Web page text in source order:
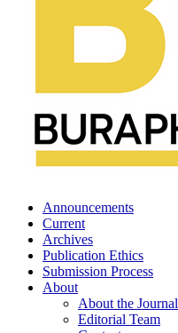
Announcements
Current
Archives
Publication Ethics
Submission Process
About
About the Journal
Editorial Team